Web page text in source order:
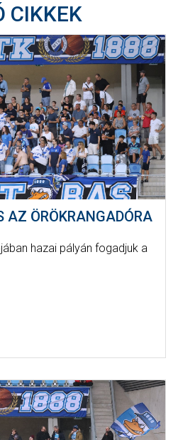
CIKKEK
AZ ÖRÖKRANGADÓRA
hazai pályán fogadjuk a